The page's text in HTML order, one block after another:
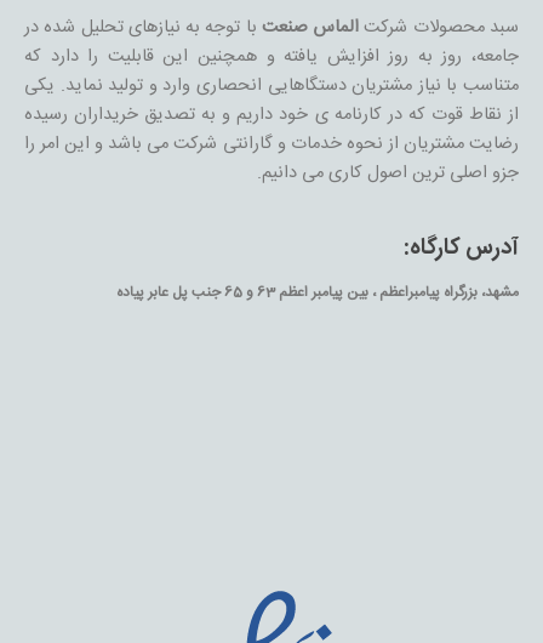
سبد محصولات شرکتالماس صنعت با توجه به نیازهای تحلیل شده در
جامعه، روز به روز افزایش يافته و همچنین این قابلیت را دارد که
متناسب با نیاز مشتریان دستگاهایی انحصاری وارد و تولید نماید. یکی
از نقاط قوت که در کارنامه ی خود داریم و به تصدیق خریداران رسیده
رضایت مشتریان از نحوه خدمات و گارانتی شرکت می باشد و این امر را
جزو اصلی ترین اصول کاری می دانیم.
آدرس کارگاه:
مشهد، بزرگراه پیامبراعظم ، بین پیامبر اعظم 63 و 65 جنب پل عابر پیاده